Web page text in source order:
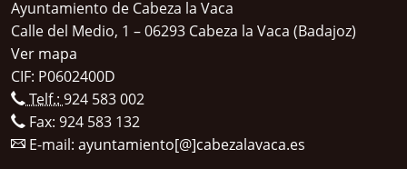
Ayuntamiento de Cabeza la Vaca
Calle del Medio, 1 – 06293 Cabeza la Vaca (Badajoz)
Ver mapa
CIF: P0602400D
Telf.:924 583 002
Fax: 924 583 132
E-mail: ayuntamiento[@]cabezalavaca.es